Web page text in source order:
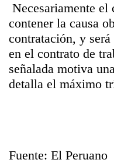
Necesariamente el
contener la causa
contratación, y
en el contrato de
señalada motiva
detalla el máximo
Fuente: El Peruano